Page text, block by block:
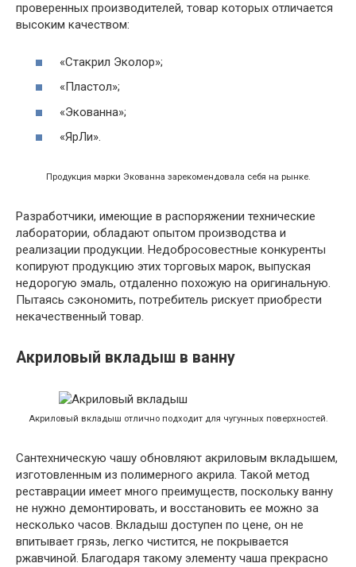
проверенных производителей, товар которых отличается
высоким качеством:
«Стакрил Эколор»;
«Пластол»;
«Экованна»;
«ЯрЛи».
Продукция марки Экованна зарекомендовала себя на рынке.
Разработчики, имеющие в распоряжении технические
лаборатории, обладают опытом производства и
реализации продукции. Недобросовестные конкуренты
копируют продукцию этих торговых марок, выпуская
недорогую эмаль, отдаленно похожую на оригинальную.
Пытаясь сэкономить, потребитель рискует приобрести
некачественный товар.
Акриловый вкладыш в ванну
Акриловый вкладыш отлично подходит для чугунных поверхностей.
Сантехническую чашу обновляют акриловым вкладышем,
изготовленным из полимерного акрила. Такой метод
реставрации имеет много преимуществ, поскольку ванну
не нужно демонтировать, и восстановить ее можно за
несколько часов. Вкладыш доступен по цене, он не
впитывает грязь, легко чистится, не покрывается
ржавчиной. Благодаря такому элементу чаша прекрасно